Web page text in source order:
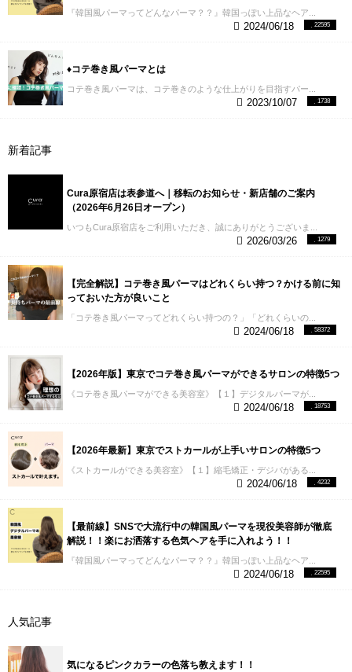
イルがSNSで沢山検索できるようになりました。 そ
うなると必然的に期待値は高くなり、技術力がなけ
２０１９年までの調べで
３年以内で９０％ １０年以内で９５％ の美容室は無
２０年続けられる美容室は０.３％ 相当
にお任せください。【６】まとめコテ巻き風パーマ
はどこのお店でも出来る技術じゃないことはわかっ
パーマ講師が多数在籍 ・コテ巻き風パーマの口コミ
が多い ・失敗の原因と対策を知っている ・コテ巻き
る美容室の特徴でした。もし、Curaでご予約すると
したら ↓ ↓ ↓
【コテ巻き風パーマ（カット込）＋トリートメン
ト】 当店No.1の新規様クーポンになります。
↓ 同日
ト】 Cura独自の技術でパーマ＋カラーをダメージレ
トペッパー]を覗いてみてください。ご新規・パーマ
初心者の方も大歓迎です＾＾＊指名予約でないと僕
敗したくない！」
という方はぜひ米村指名でご予約
ください。お電話でのお問い合わせでは、"ホームペ
ージを見た"とお伝え頂ければ適用いたします。 下記
電話番号クリックでお店に繋がります。
歩3分
『韓国風パーマってどんなパーマ？？』韓国っぽい上品なヘア...
22595
2024/06/18
♦︎コテ巻き風パーマとは
コテ巻き風パーマは、コテ巻きのような仕上がりを目指すパー...
1738
2023/10/07
新着記事
Cura原宿店は表参道へ｜移転のお知らせ・新店舗のご案内
（2026年6月26日オープン）
いつもCura原宿店をご利用いただき、誠にありがとうございま...
1279
2026/03/26
【完全解説】コテ巻き風パーマはどれくらい持つ？かける前に知
っておいた方が良いこと
「コテ巻き風パーマってどれくらい持つの？」「どれくらいの...
58372
2024/06/18
【2026年版】東京でコテ巻き風パーマができるサロンの特徴5つ
《コテ巻き風パーマができる美容室》【１】デジタルパーマが...
18753
2024/06/18
【2026年最新】東京でストカールが上手いサロンの特徴5つ
《ストカールができる美容室》【１】縮毛矯正・デジパがある...
4232
2024/06/18
【最前線】SNSで大流行中の韓国風パーマを現役美容師が徹底
解説！！楽にお洒落する色気ヘアを手に入れよう！！
『韓国風パーマってどんなパーマ？？』韓国っぽい上品なヘア...
22595
2024/06/18
人気記事
気になるピンクカラーの色落ち教えます！！